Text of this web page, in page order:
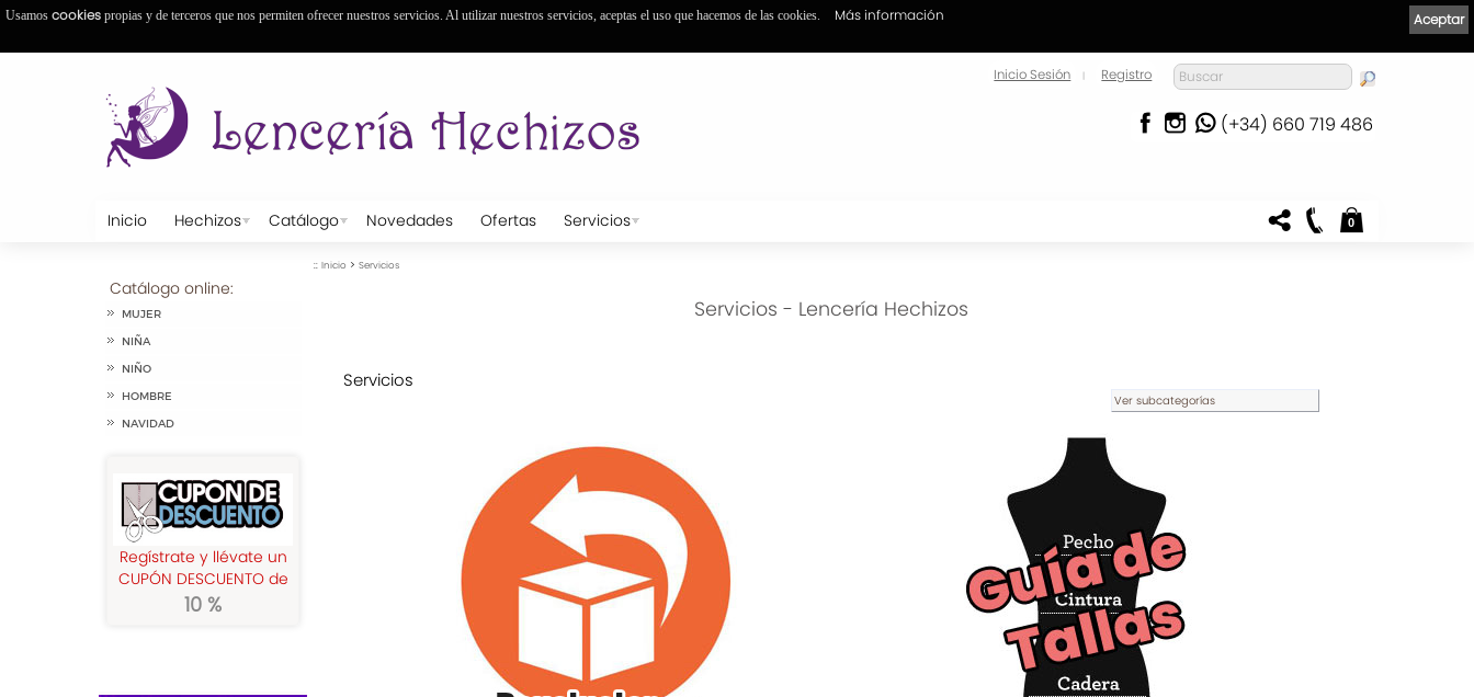
Inicio Sesión | Registro
(+34) 660 719 486
Inicio Hechizos Catálogo Novedades Ofertas Servicios 0
Catálogo online:
MUJER
NIÑA
NIÑO
HOMBRE
NAVIDAD
Regístrate y llévate un
CUPÓN DESCUENTO de
10 %
:: Inicio > Servicios
Servicios - Lencería Hechizos
Servicios
Ver subcategorías
Aceptar
Usamos cookies propias y de terceros que nos permiten ofrecer nuestros servicios. Al utilizar nuestros servicios, aceptas el uso que hacemos de las cookies. Más información